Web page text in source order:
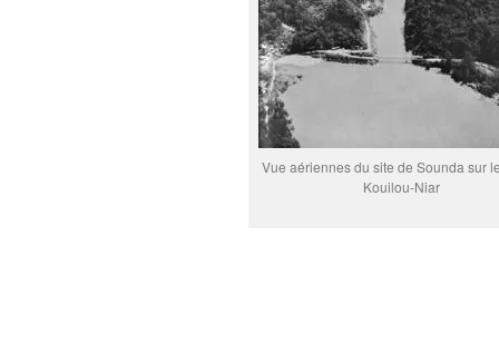
Vue aériennes du site de Sounda sur
Kouilou-Niar